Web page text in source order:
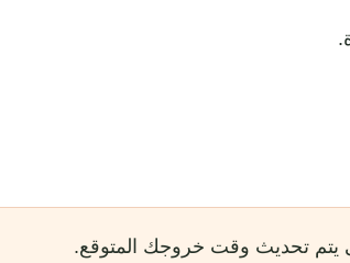
يتم تحديث وقت خروجك المتوقع.